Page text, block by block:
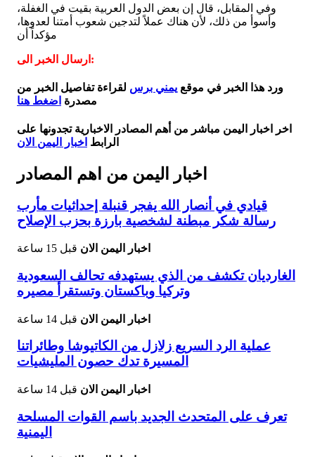
وفي المقابل، قال إن بعض الدول العربية بقيت في الغفلة،
وأسوأ من ذلك، لأن هناك عملاً لتدجين شعوب أمتنا لعدوها،
مؤكداً أن
ارسال الخبر الى:
ورد هذا الخبر في موقع يمني برس لقراءة تفاصيل الخبر من
مصدرة اضغط هنا
اخر اخبار اليمن مباشر من أهم المصادر الاخبارية تجدونها على
الرابط اخبار اليمن الان
اخبار اليمن من اهم المصادر
قيادي في أنصار الله يفجر قنبلة إحداثيات مأرب
رسالة شكر مبطنة لشخصية بارزة بحزب الإصلاح
اخبار اليمن الان قبل 15 ساعة
الغارديان تكشف من الذي يستهدفه تحالف السعودية
وتركيا وباكستان وتستقرأ مصيره
اخبار اليمن الان قبل 14 ساعة
عملية الرد السريع زلازل من الكاتيوشا وطائراتنا
المسيرة تدك حصون المليشيات
اخبار اليمن الان قبل 14 ساعة
تعرف على المتحدث الجديد باسم القوات المسلحة
اليمنية